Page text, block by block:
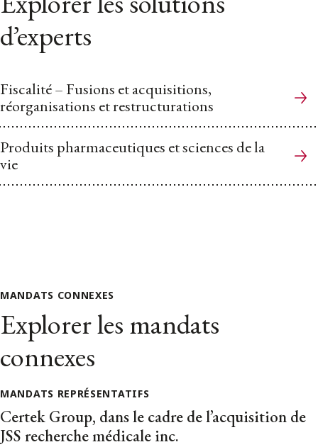
d’experts
Fiscalité – Fusions et acquisitions,
réorganisations et restructurations
Produits pharmaceutiques et sciences de la
vie
MANDATS CONNEXES
Explorer les mandats
connexes
MANDATS REPRÉSENTATIFS
Certek Group, dans le cadre de l’acquisition de
JSS recherche médicale inc.